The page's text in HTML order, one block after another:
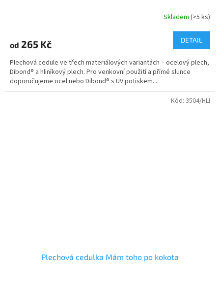
Skladem (>5 ks)
od 265 Kč DETAIL
Plechová cedule ve třech materiálových variantách – ocelový plech,
Dibond® a hliníkový plech. Pro venkovní použití a přímé slunce
doporučujeme ocel nebo Dibond® s UV potiskem....
Plechová cedulka Mám toho po kokota
Kód: 3504/HLI